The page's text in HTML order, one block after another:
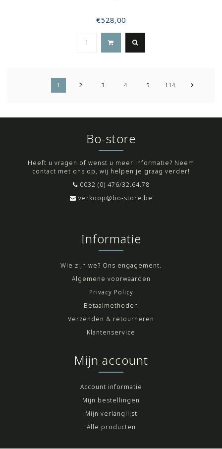
€528,00
1 2 3 4 5 114
Bo-store
Heeft u vragen of wenst u meer informatie? Neem
contact met ons op, wij helpen je graag verder!
0032 (0) 476/32.64.78
verkoop@bo-store.be
Informatie
Wie zijn we? Ons engagement.
Algemene voorwaarden
Privacy Policy
Betaalmethoden
Verzenden & retourneren
Klantenservice
Mijn account
Account informatie
Mijn bestellingen
Mijn verlanglijst
Alle producten